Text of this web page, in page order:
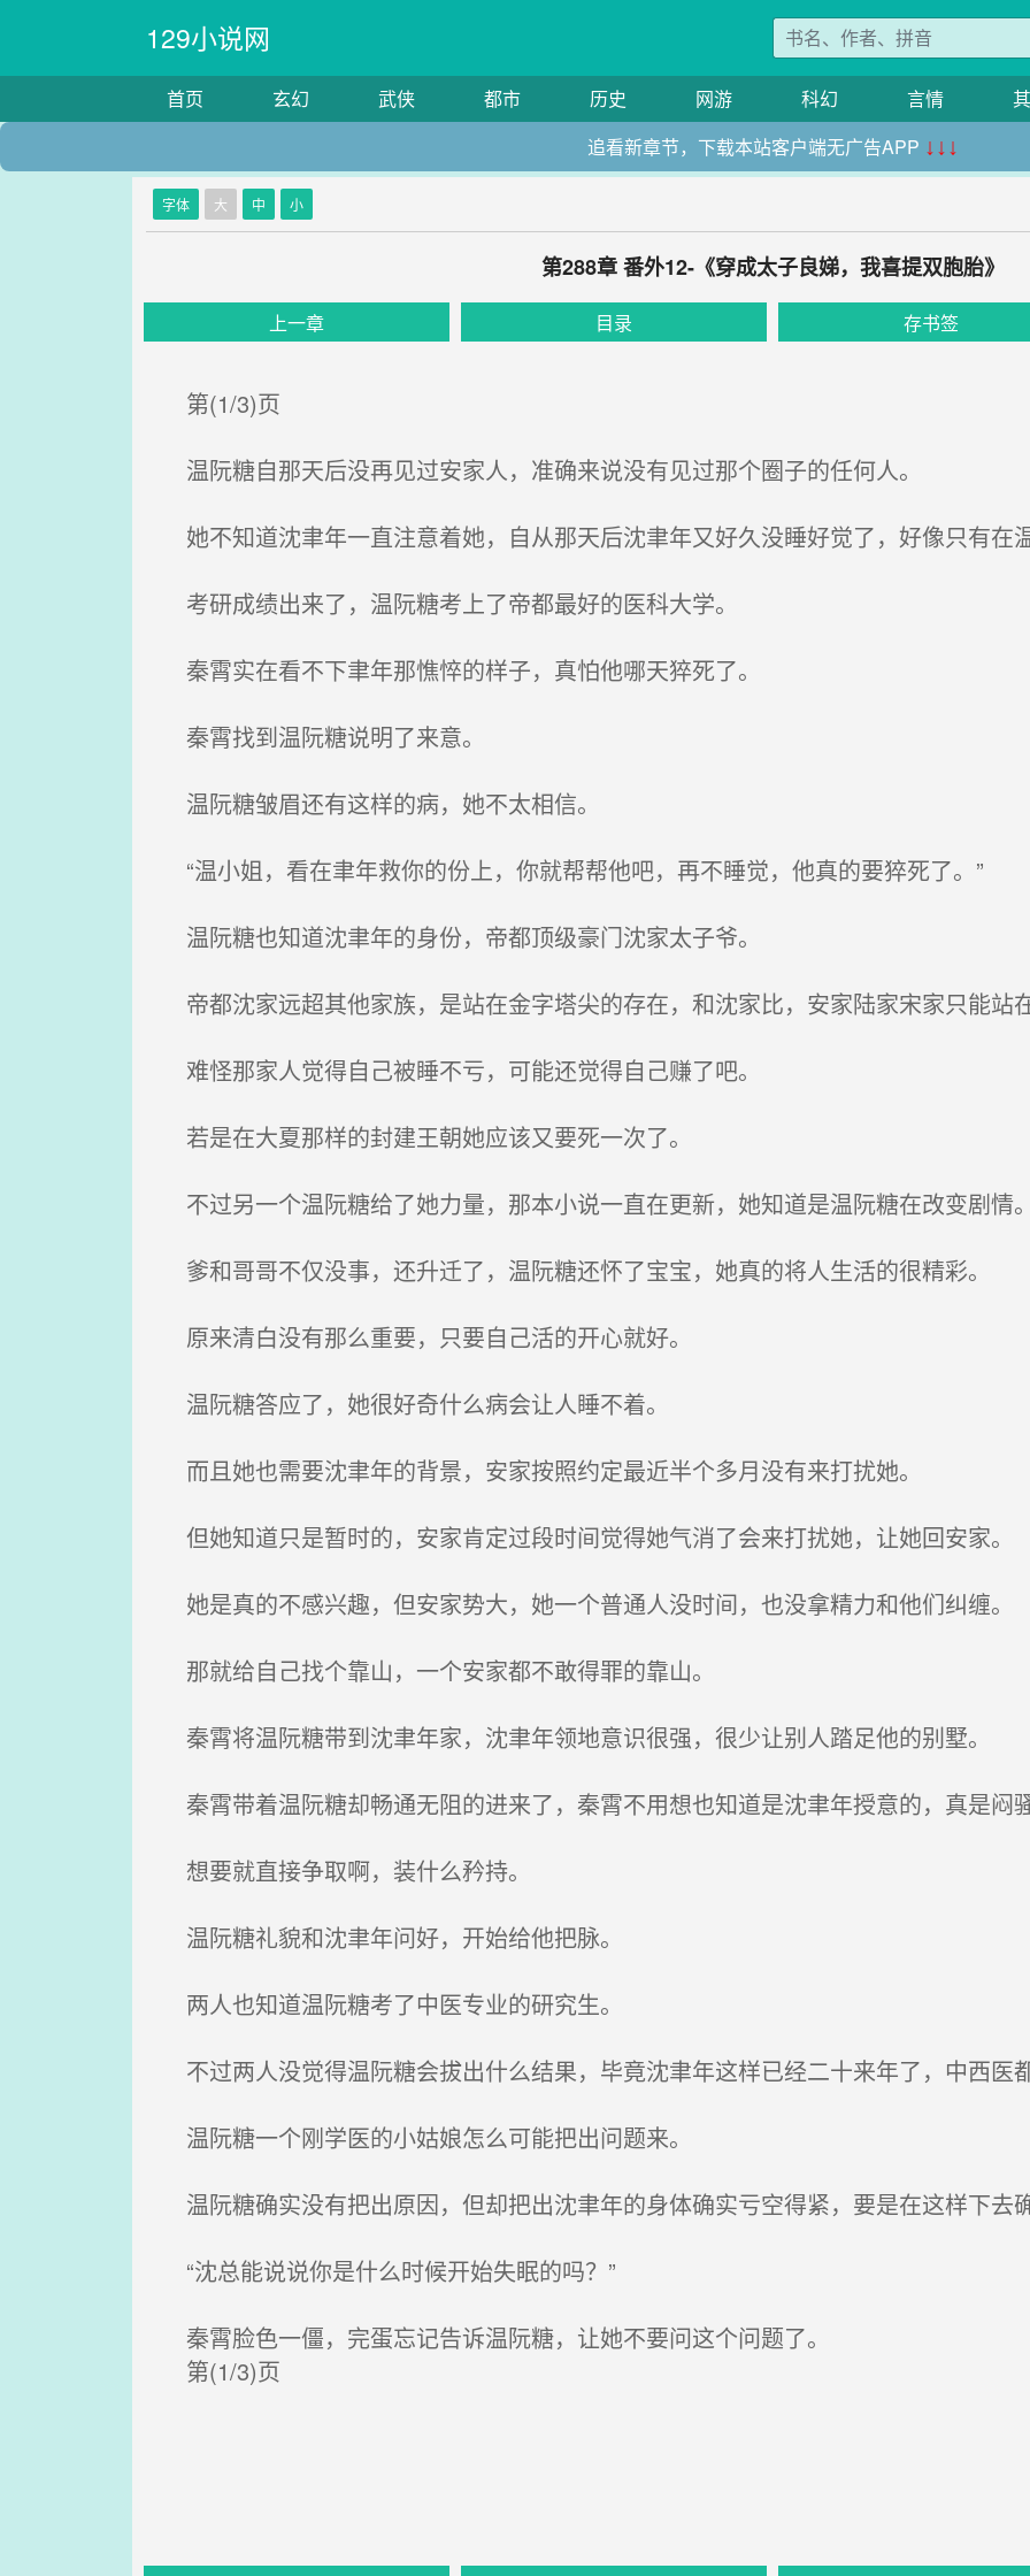
129小说网
首页 玄幻 武侠 都市 历史 网游 科幻 言情
追看新章节，下载本站客户端无广告APP ↓↓↓
字体 大 中 小
第288章 番外12-《穿成太子良娣，我喜提双胞胎》
上一章 目录 存书签
第(1/3)页
温阮糖自那天后没再见过安家人，准确来说没有见过那个圈子的任何人。
她不知道沈聿年一直注意着她，自从那天后沈聿年又好久没睡好觉了，好像只有在
考研成绩出来了，温阮糖考上了帝都最好的医科大学。
秦霄实在看不下聿年那憔悴的样子，真怕他哪天猝死了。
秦霄找到温阮糖说明了来意。
温阮糖皱眉还有这样的病，她不太相信。
“温小姐，看在聿年救你的份上，你就帮帮他吧，再不睡觉，他真的要猝死了。”
温阮糖也知道沈聿年的身份，帝都顶级豪门沈家太子爷。
帝都沈家远超其他家族，是站在金字塔尖的存在，和沈家比，安家陆家宋家只能站
难怪那家人觉得自己被睡不亏，可能还觉得自己赚了吧。
若是在大夏那样的封建王朝她应该又要死一次了。
不过另一个温阮糖给了她力量，那本小说一直在更新，她知道是温阮糖在改变剧情
爹和哥哥不仅没事，还升迁了，温阮糖还怀了宝宝，她真的将人生活的很精彩。
原来清白没有那么重要，只要自己活的开心就好。
温阮糖答应了，她很好奇什么病会让人睡不着。
而且她也需要沈聿年的背景，安家按照约定最近半个多月没有来打扰她。
但她知道只是暂时的，安家肯定过段时间觉得她气消了会来打扰她，让她回安家。
她是真的不感兴趣，但安家势大，她一个普通人没时间，也没拿精力和他们纠缠。
那就给自己找个靠山，一个安家都不敢得罪的靠山。
秦霄将温阮糖带到沈聿年家，沈聿年领地意识很强，很少让别人踏足他的别墅。
秦霄带着温阮糖却畅通无阻的进来了，秦霄不用想也知道是沈聿年授意的，真是闷
想要就直接争取啊，装什么矜持。
温阮糖礼貌和沈聿年问好，开始给他把脉。
两人也知道温阮糖考了中医专业的研究生。
不过两人没觉得温阮糖会拔出什么结果，毕竟沈聿年这样已经二十来年了，中西医
温阮糖一个刚学医的小姑娘怎么可能把出问题来。
温阮糖确实没有把出原因，但却把出沈聿年的身体确实亏空得紧，要是在这样下去
“沈总能说说你是什么时候开始失眠的吗？”
秦霄脸色一僵，完蛋忘记告诉温阮糖，让她不要问这个问题了。
第(1/3)页